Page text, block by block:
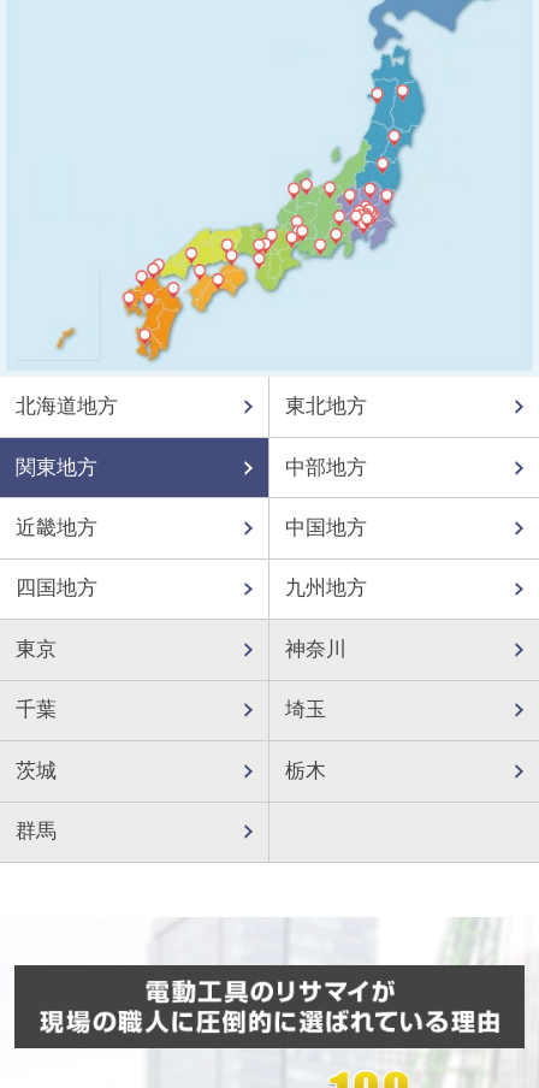
北海道地方 東北地方
関東地方 中部地方
近畿地方 中国地方
四国地方 九州地方
東京 神奈川
千葉 埼玉
茨城 栃木
群馬